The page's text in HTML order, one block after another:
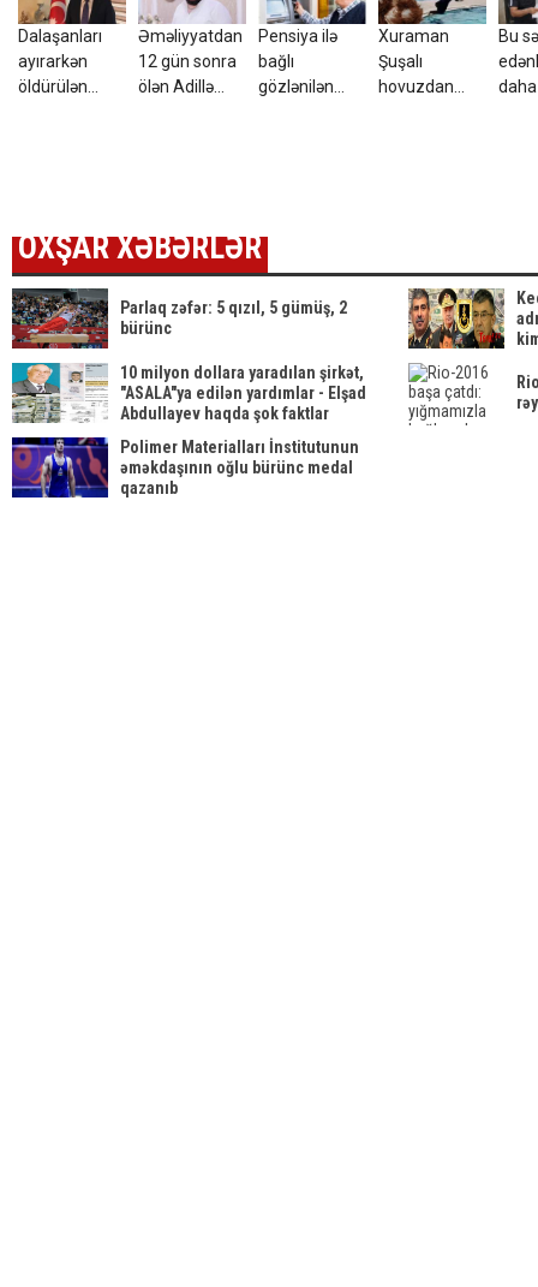
Dalaşanları
ayırarkən
öldürülən
Əməliyyatdan
12 gün sonra
ölən Adillə
Pensiya ilə
bağlı
gözlənilən
Xuraman
Şuşalı
hovuzdan
Bu
OXŞAR XƏBƏRLƏR
Parlaq zəfər: 5 qızıl, 5 gümüş, 2
bürünc
10 milyon dollara yaradılan şirkət,
"ASALA"ya edilən yardımlar - Elşad
Abdullayev haqda şok faktlar
Polimer Materialları İnstitutunun
əməkdaşının oğlu bürünc medal
qazanıb